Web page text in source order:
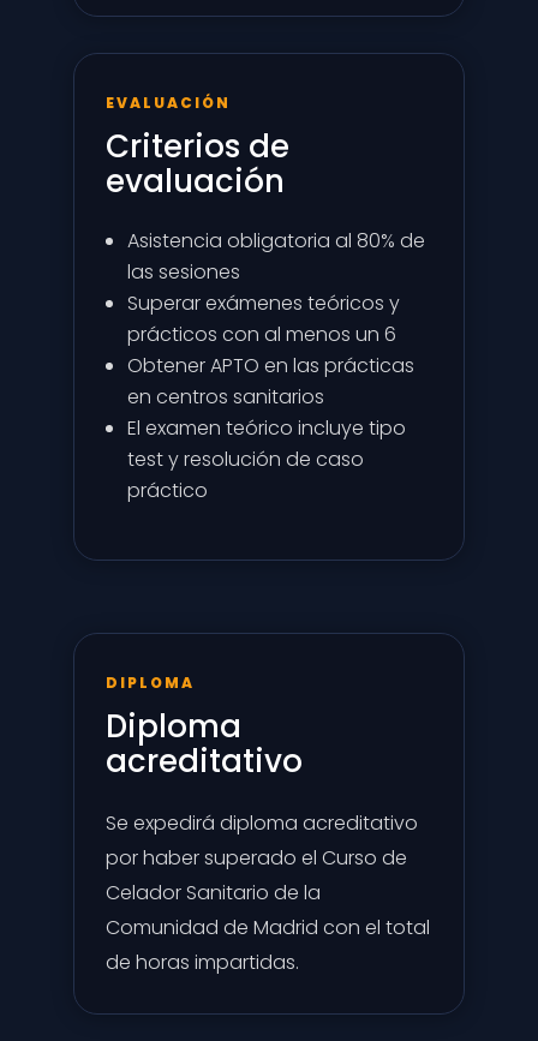
EVALUACIÓN
Criterios de
evaluación
Asistencia obligatoria al 80% de
las sesiones
Superar exámenes teóricos y
prácticos con al menos un 6
Obtener APTO en las prácticas
en centros sanitarios
El examen teórico incluye tipo
test y resolución de caso
práctico
DIPLOMA
Diploma
acreditativo
Se expedirá diploma acreditativo
por haber superado el Curso de
Celador Sanitario de la
Comunidad de Madrid con el total
de horas impartidas.